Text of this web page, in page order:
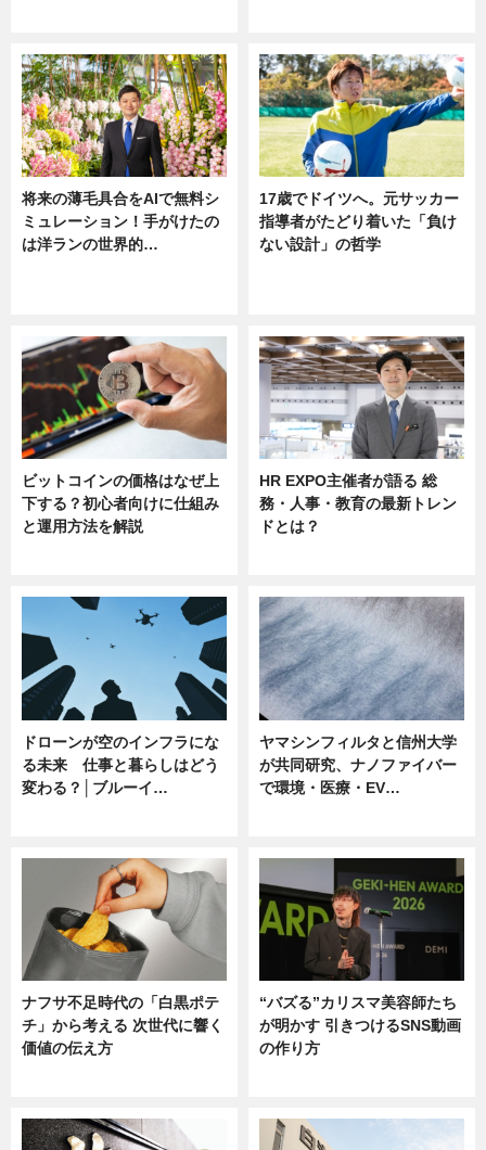
将来の薄毛具合をAIで無料シ
ミュレーション！手がけたの
は洋ランの世界的…
17歳でドイツへ。元サッカー
指導者がたどり着いた「負け
ない設計」の哲学
ビットコインの価格はなぜ上
下する？初心者向けに仕組み
と運用方法を解説
HR EXPO主催者が語る 総
務・人事・教育の最新トレン
ドとは？
ドローンが空のインフラにな
る未来 仕事と暮らしはどう
変わる？│ブルーイ…
ヤマシンフィルタと信州大学
が共同研究、ナノファイバー
で環境・医療・EV…
ナフサ不足時代の「白黒ポテ
チ」から考える 次世代に響く
価値の伝え方
“バズる”カリスマ美容師たち
が明かす 引きつけるSNS動画
の作り方